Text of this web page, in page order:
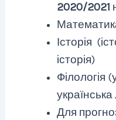
2020/2021
Історія
історія)
Філологія
Для